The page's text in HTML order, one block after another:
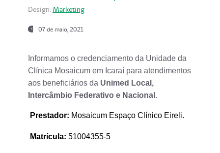
Design: Marketing
07 de maio, 2021
Informamos o credenciamento da Unidade da
Clínica Mosaicum em Icaraí para atendimentos
aos beneficiários da Unimed Local,
Intercâmbio Federativo e Nacional .
Prestador: Mosaicum Espaço Clínico Eireli.
Matrícula: 51004355-5